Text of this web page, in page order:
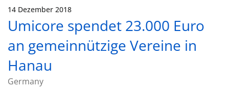
14 Dezember 2018
Umicore spendet 23.000 Euro
an gemeinnützige Vereine in
Hanau
Germany